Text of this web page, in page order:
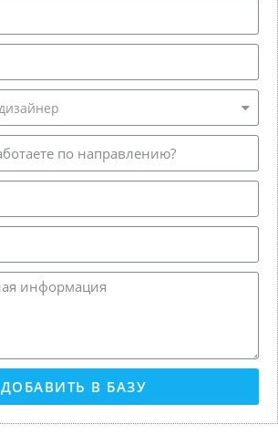
ДОБАВИТЬ В БАЗУ